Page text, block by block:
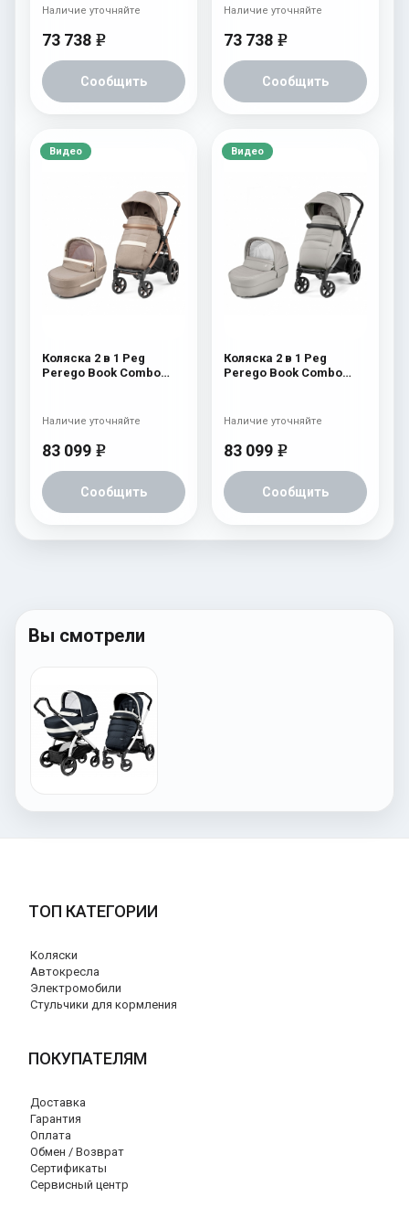
Pop-Up Completo)
Aquamarine
73 738 e
Сообщить
Наличие уточняйте
Pop-Up Completo)
73 738 e
Сообщить
Наличие уточняйте
Видео
Коляска 2 в 1 Peg
Perego Book Combo
83 099 e
Сообщить
Наличие уточняйте
Видео
Коляска 2 в 1 Peg
Perego Book Combo
83 099 e
Сообщить
Наличие уточняйте
Вы смотрели
ТОП КАТЕГОРИИ
Коляски
Автокресла
Электромобили
Стульчики для кормления
ПОКУПАТЕЛЯМ
Доставка
Гарантия
Оплата
Обмен / Возврат
Сертификаты
Сервисный центр